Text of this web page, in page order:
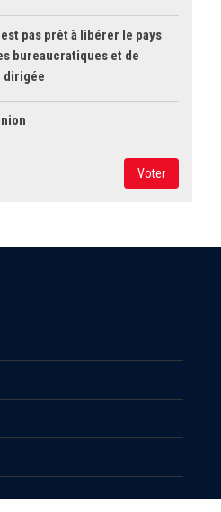
pas prêt à libérer le pays
bureaucratiques et de
dirigée
Voter